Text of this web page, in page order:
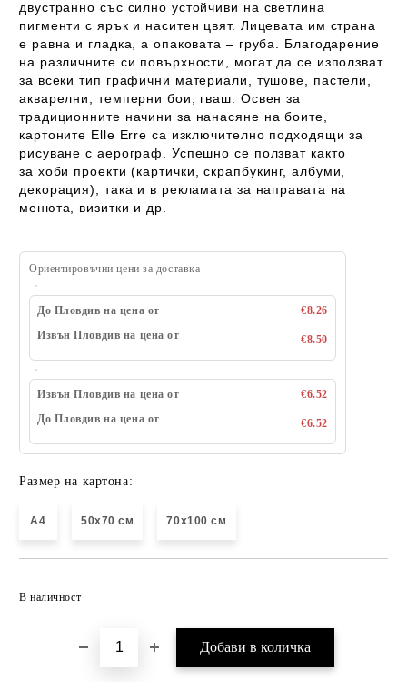
двустранно със силно устойчиви на светлина
пигменти с ярък и наситен цвят. Лицевата им страна
е равна и гладка, а опаковата – груба. Благодарение
на различните си повърхности, могат да се използват
за всеки тип графични материали, тушове, пастели,
акварелни, темперни бои, гваш. Освен за
традиционните начини за нанасяне на боите,
картоните Elle Erre са изключително подходящи за
рисуване с аерограф. Успешно се ползват както
за хоби проекти (картички, скрапбукинг, албуми,
декорация), така и в рекламата за направата на
менюта, визитки и др.
Ориентировъчни цени за доставка
До Пловдив на цена от
€8.26
Извън Пловдив на цена от
€8.50
Извън Пловдив на цена от
€6.52
До Пловдив на цена от
€6.52
Размер на картона:
A4 50х70 см 70х100 см
В наличност